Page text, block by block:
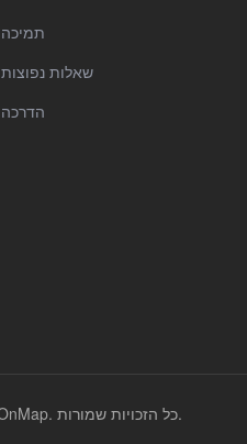
תמיכה
שאלות נפוצות
הדרכה
זכויות יוצרים © 2026 MindOnMap. כל הזכויות שמורות.